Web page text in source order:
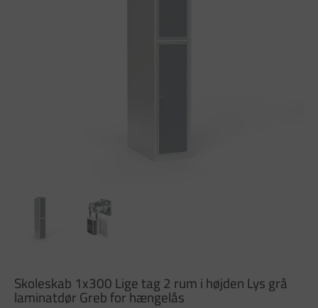
Skoleskab 1x300 Lige tag 2 rum i højden Lys grå
laminatdør Greb for hængelås